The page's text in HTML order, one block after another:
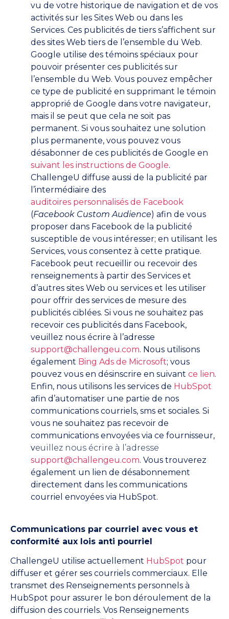
vu de votre historique de navigation et de vos
activités sur les Sites Web ou dans les
Services. Ces publicités de tiers s’affichent sur
des sites Web tiers de l’ensemble du Web.
Google utilise des témoins spéciaux pour
pouvoir présenter ces publicités sur
l’ensemble du Web. Vous pouvez empêcher
ce type de publicité en supprimant le témoin
approprié de Google dans votre navigateur,
mais il se peut que cela ne soit pas
permanent. Si vous souhaitez une solution
plus permanente, vous pouvez vous
désabonner de ces publicités de Google en
suivant les instructions de Google.
ChallengeU diffuse aussi de la publicité par
l’intermédiaire des
auditoires personnalisés de Facebook
(Facebook Custom Audience) afin de vous
proposer dans Facebook de la publicité
susceptible de vous intéresser; en utilisant les
Services, vous consentez à cette pratique.
Facebook peut recueillir ou recevoir des
renseignements à partir des Services et
d’autres sites Web ou services et les utiliser
pour offrir des services de mesure des
publicités ciblées. Si vous ne souhaitez pas
recevoir ces publicités dans Facebook,
veuillez nous écrire à l’adresse
support@challengeu.com. Nous utilisons
également Bing Ads de Microsoft; vous
pouvez vous en désinscrire en suivant ce lien.
Enfin, nous utilisons les services de HubSpot
afin d’automatiser une partie de nos
communications courriels, sms et sociales. Si
vous ne souhaitez pas recevoir de
communications envoyées via ce fournisseur,
veuillez nous écrire à l’adresse
support@challengeu.com. Vous trouverez
également un lien de désabonnement
directement dans les communications
courriel envoyées via HubSpot.
Communications par courriel avec vous et
conformité aux lois anti pourriel
ChallengeU utilise actuellement HubSpot pour
diffuser et gérer ses courriels commerciaux. Elle
transmet des Renseignements personnels à
HubSpot pour assurer le bon déroulement de la
diffusion des courriels. Vos Renseignements